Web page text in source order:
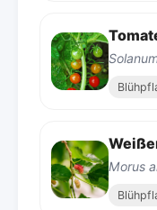
Morus